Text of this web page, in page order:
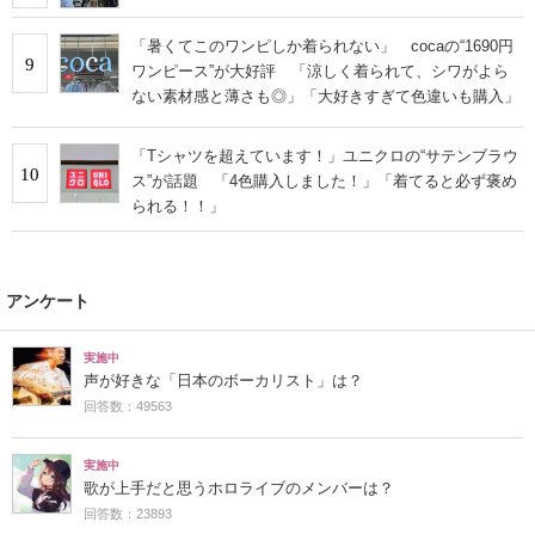
9
「暑くてこのワンピしか着られない」 cocaの“1690円
ワンピース”が大好評 「涼しく着られて、シワがよら
ない素材感と薄さも◎」「大好きすぎて色違いも購入」
10
「Tシャツを超えています！」ユニクロの“サテンブラウ
ス”が話題 「4色購入しました！」「着てると必ず褒め
られる！！」
アンケート
実施中
声が好きな「日本のボーカリスト」は？
回答数：49563
実施中
歌が上手だと思うホロライブのメンバーは？
回答数：23893